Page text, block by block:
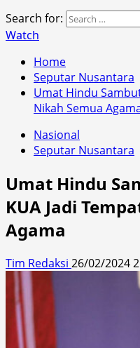
Search for:
Watch
Home
Seputar Nusantara
Umat Hindu
Nikah Semua
Nasional
Seputar Nusantara
Umat Hindu
KUA Jadi
Agama
Tim Redaksi 26/02/2024